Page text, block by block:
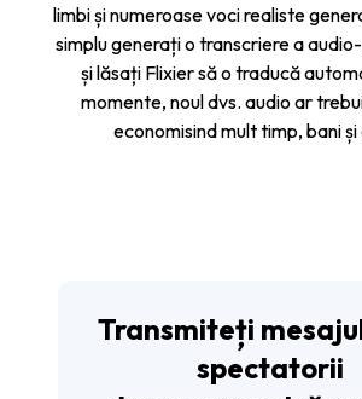
limbi și numeroase voci realiste
simplu generați o transcriere a
și lăsați Flixier să o traducă
momente, noul dvs. audio ar
economisind mult timp, bani și
Transmiteți
spectatorii